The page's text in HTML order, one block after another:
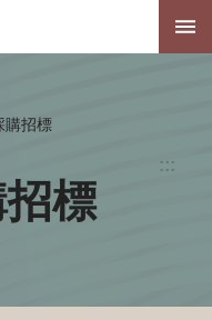
:::
購招標
標